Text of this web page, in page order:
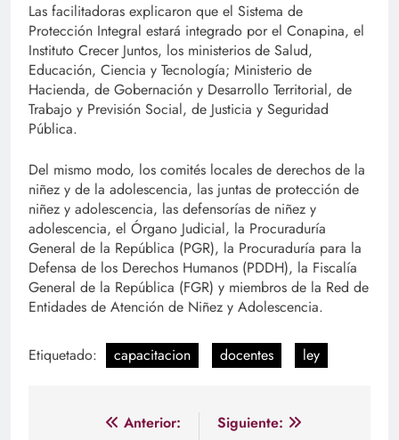
Las facilitadoras explicaron que el Sistema de
Protección Integral estará integrado por el Conapina, el
Instituto Crecer Juntos, los ministerios de Salud,
Educación, Ciencia y Tecnología; Ministerio de
Hacienda, de Gobernación y Desarrollo Territorial, de
Trabajo y Previsión Social, de Justicia y Seguridad
Pública.
Del mismo modo, los comités locales de derechos de la
niñez y de la adolescencia, las juntas de protección de
niñez y adolescencia, las defensorías de niñez y
adolescencia, el Órgano Judicial, la Procuraduría
General de la República (PGR), la Procuraduría para la
Defensa de los Derechos Humanos (PDDH), la Fiscalía
General de la República (FGR) y miembros de la Red de
Entidades de Atención de Niñez y Adolescencia.
Etiquetado: capacitacion docentes ley
Navegación
Anterior:
Siguiente: